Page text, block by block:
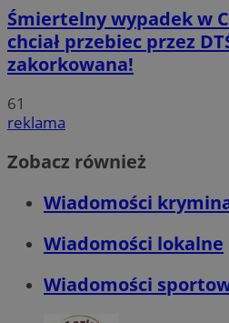
Śmiertelny wypadek w
chciał przebiec przez
zakorkowana!
61
reklama
Zobacz również
Wiadomości
Wiadomości lokalne
Wiadomości